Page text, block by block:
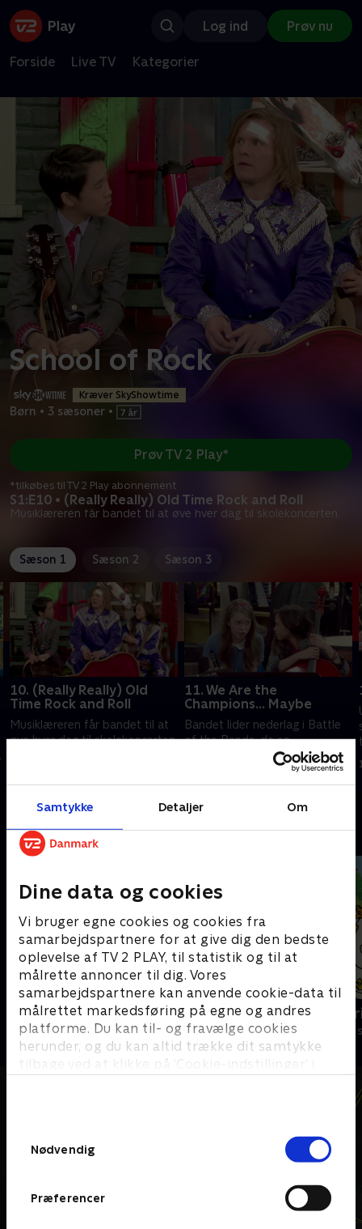
Samtykke Detaljer Om
Dine data og cookies
Vi bruger egne cookies og cookies fra
samarbejdspartnere for at give dig den bedste
oplevelse af TV 2 PLAY, til statistik og til at
målrette annoncer til dig. Vores
samarbejdspartnere kan anvende cookie-data til
målrettet markedsføring på egne og andres
platforme. Du kan til- og fravælge cookies
herunder, og du kan altid trække dit samtykke
tilbage ved at klikke på ’Cookie-indstillinger’ i
Nødvendig
Præferencer
Log ind Prøv nu
Forside Live TV Kategorier
School of Rock
Kræver SkyShowtime
Børn • 3 sæsoner •
S1:E10 • (Really Really) Old Time Rock and Roll
Musiklæreren får bandet til at øve hver dag til skolekoncerten.
Prøv TV 2 Play*
*tilkøbes til TV 2 Play abonnement
Sæson 1 Sæson 2 Sæson 3
10. (Really Really) Old
Time Rock and Roll
Musiklæreren får bandet til at
øve hver dag til skolekoncerten.
11. We Are the
Champions... Maybe
Bandet lider nederlag i Battle
of the Bands, da en
rivaliserende gruppe stjæler
Andre så også
Nuts Nuts Nuts
Børneserier • 1 sæsoner
Mira og
Børneserier • 1